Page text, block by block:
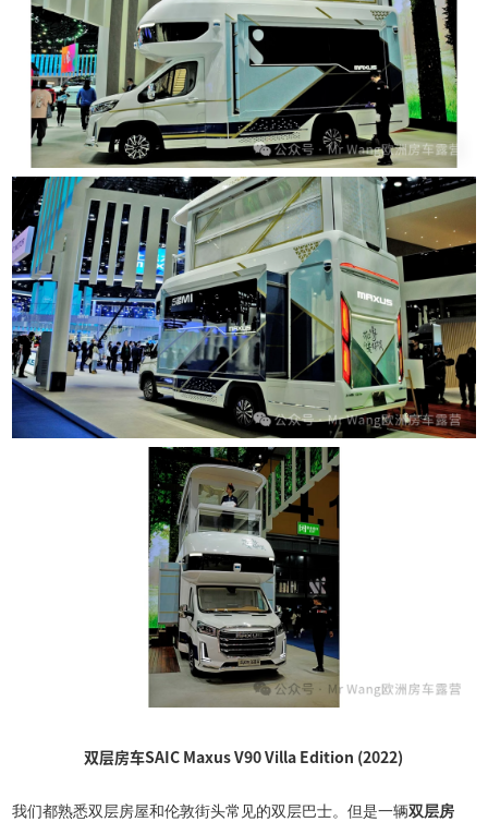
双层房车SAIC Maxus V90 Villa Edition (2022)
我们都熟悉双层房屋和伦敦街头常见的双层巴士。但是一辆双层房